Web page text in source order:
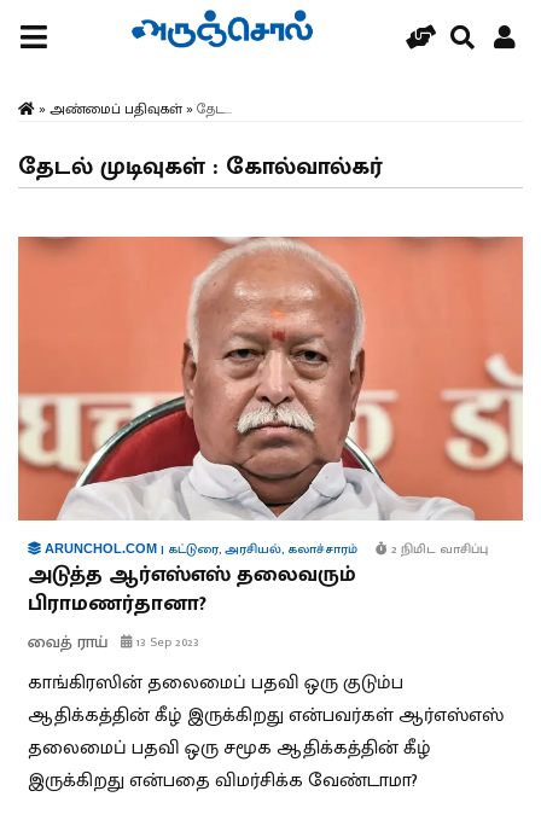
» அண்மைப் பதிவுகள்» தேட...
தேடல் முடிவுகள் : கோல்வால்கர்
ARUNCHOL.COM | கட்டுரை,அரசியல், கலாச்சாரம் 2 நிமிட வாசிப்பு
அடுத்த ஆர்எஸ்எஸ் தலைவரும்
பிராமணர்தானா?
வைத் ராய் 13 Sep 2023
காங்கிரஸின் தலைமைப் பதவி ஒரு குடும்ப
ஆதிக்கத்தின் கீழ் இருக்கிறது என்பவர்கள் ஆர்எஸ்எஸ்
தலைமைப் பதவி ஒரு சமூக ஆதிக்கத்தின் கீழ்
இருக்கிறது என்பதை விமர்சிக்க வேண்டாமா?